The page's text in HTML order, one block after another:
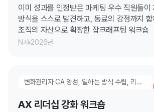
이미 성과를 인정받은 마케팅 우수 직원들이
방식을 스스로 발견하고, 동료의 강점까지
조직의 자산으로 확장한 잡크래프팅 워크숍
N사 2026년
변화관리자 CA 양성, 일하는 방식 수립, 리더십 과정, AX 일하는 방식 재설계, 실행 고도화 워크숍
AX 리더십 강화 워크숍